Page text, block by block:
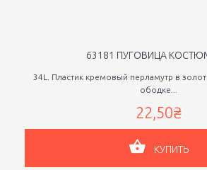
63181 ПУГОВИЦА
34L. Пластик кремовый перламутр в
ободке...
22,50₴
КУПИТЬ